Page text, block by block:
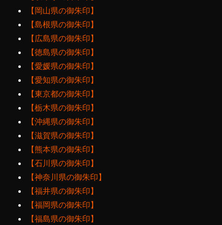
【岡山県の御朱印】
【島根県の御朱印】
【広島県の御朱印】
【徳島県の御朱印】
【愛媛県の御朱印】
【愛知県の御朱印】
【東京都の御朱印】
【栃木県の御朱印】
【沖縄県の御朱印】
【滋賀県の御朱印】
【熊本県の御朱印】
【石川県の御朱印】
【神奈川県の御朱印】
【福井県の御朱印】
【福岡県の御朱印】
【福島県の御朱印】